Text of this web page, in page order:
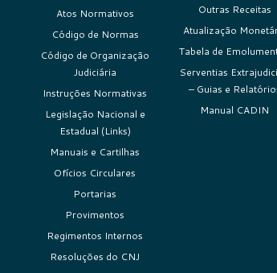
Atos Normativos
Código de Normas
Código de Organização
Judiciária
Instruções Normativas
Legislação Nacional e
Estadual (Links)
Manuais e Cartilhas
Ofícios Circulares
Portarias
Provimentos
Regimentos Internos
Resoluções do CNJ
Outras Receitas
Atualização
Tabela de
Serventias
– Guias e
Manual CADIN